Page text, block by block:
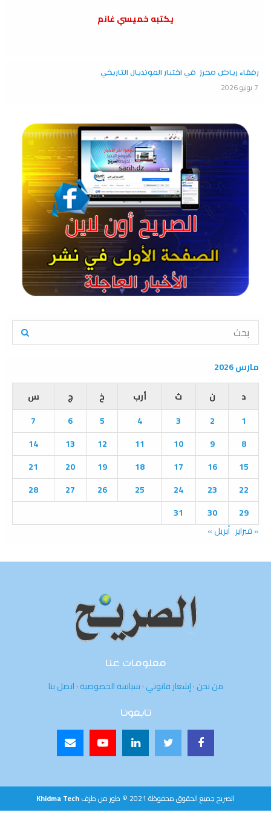
يكتبه خميسي غانم
رفقاء رياض محرز في اختبار المونديال التاريخي
7 يونيو 2026
S
r
o
E
A
R
C
H
مارس 2026
د
ن ث أرب خ ج
س
1
2
3
4
5
6
7
8
9
10
11
12
13
14
15
16
17
18
19
20
21
22
23
24
25
26
27
28
29
30
31
« فبراير أبريل »
معلومات عنا
من نحن·إشعار قانوني·سياسة الخصوصية·اتصل بنا
تابعونا
الصريح جميع الحقوق محفوظة 2021 © طور من طرف Khidma Tech